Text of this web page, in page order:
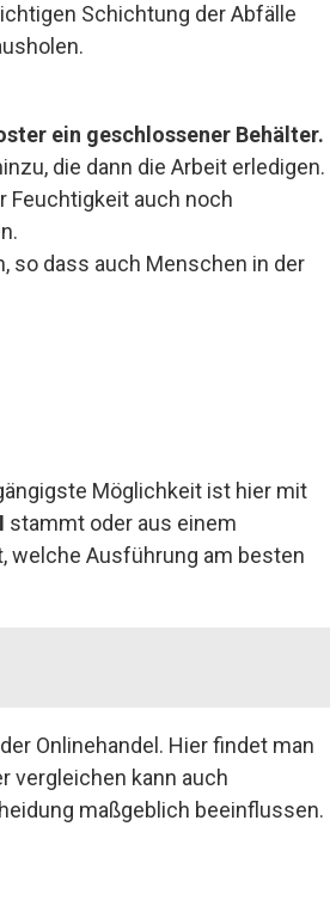
Schichtung der Abfälle
ein geschlossener Behälter.
die dann die Arbeit erledigen.
Feuchtigkeit auch noch
so dass auch Menschen in der
Möglichkeit ist hier mit
stammt oder aus einem
welche Ausführung am besten
Onlinehandel. Hier findet man
vergleichen kann auch
maßgeblich beeinflussen.